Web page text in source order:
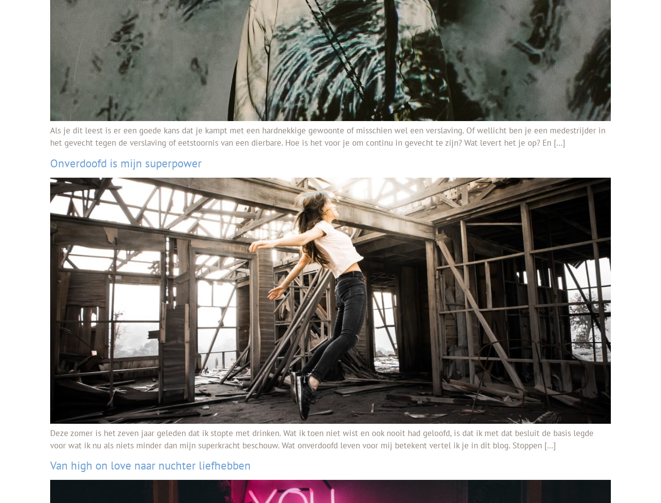
Als je dit leest is er een goede kans dat je kampt met een hardnekkige gewoonte of misschien wel een verslaving. Of wellicht ben je een medestrijder in
het gevecht tegen de verslaving of eetstoornis van een dierbare. Hoe is het voor je om continu in gevecht te zijn? Wat levert het je op? En […]
Onverdoofd is mijn superpower
Deze zomer is het zeven jaar geleden dat ik stopte met drinken. Wat ik toen niet wist en ook nooit had geloofd, is dat ik met dat besluit de basis legde
voor wat ik nu als niets minder dan mijn superkracht beschouw. Wat onverdoofd leven voor mij betekent vertel ik je in dit blog. Stoppen […]
Van high on love naar nuchter liefhebben